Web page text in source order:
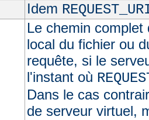
Idem
Le chemin
local du fichier ou
requête, si le
l'instant où
Dans le cas
de serveur virtuel,